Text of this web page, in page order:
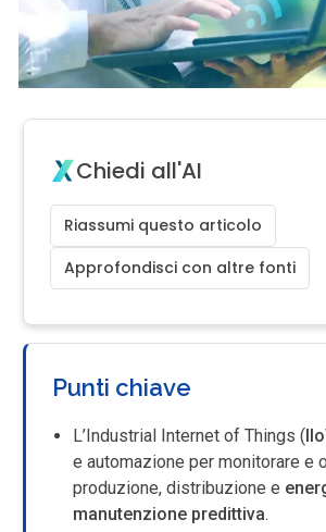
Chiedi all'AI
Riassumi questo articolo
Approfondisci con altre fonti
Punti chiave
L’Industrial Internet of Things (
e automazione per monitorare e
produzione, distribuzione e
manutenzione predittiva.